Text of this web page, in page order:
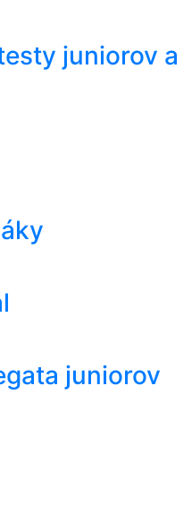
juniorov a
juniorov